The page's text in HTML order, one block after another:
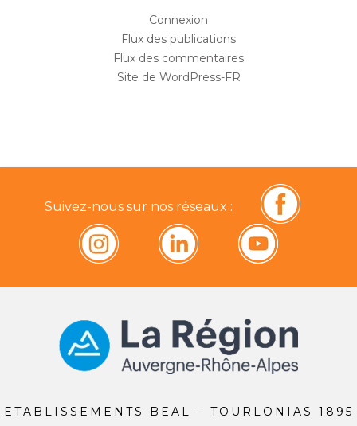
Connexion
Flux des publications
Flux des commentaires
Site de WordPress-FR
Suivez-nous sur nos réseaux :
ETABLISSEMENTS BEAL – TOURLONIAS 1895